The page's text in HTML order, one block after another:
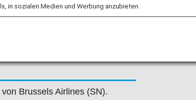
(SN)
Brussels Airlines (SN).
in sozialen Medien und Werbung anzubieten.